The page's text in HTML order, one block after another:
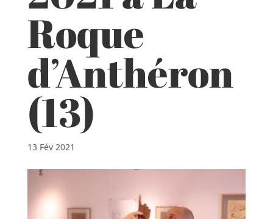
Roque
d’Anthéron
(13)
13 Fév 2021